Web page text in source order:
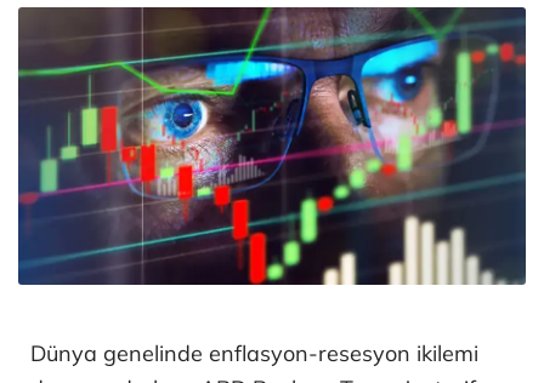
Dünya genelinde enflasyon-resesyon ikilemi